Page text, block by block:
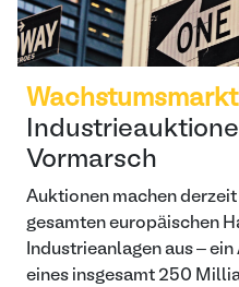
Wachstumsmarkt
Vormarsch
Auktionen machen
gesamten europäischen
Industrieanlagen aus –
eines insgesamt 250